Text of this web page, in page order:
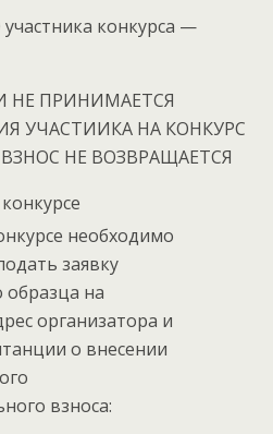
конкурса —
ПРИНИМАЕТСЯ
УЧАСТИИКА НА КОНКУРС
НЕ ВОЗВРАЩАЕТСЯ
необходимо
заявку
образца на
организатора и
о внесении
взноса: